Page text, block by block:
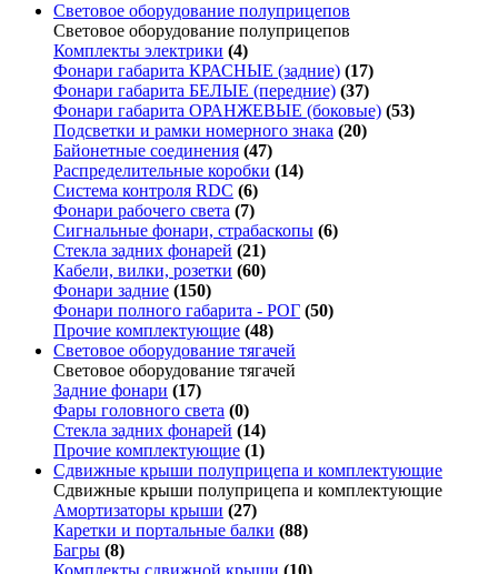
Световое оборудование полуприцепов
Световое оборудование полуприцепов
Комплекты электрики (4)
Фонари габарита КРАСНЫЕ (задние) (17)
Фонари габарита БЕЛЫЕ (передние) (37)
Фонари габарита ОРАНЖЕВЫЕ (боковые) (53)
Подсветки и рамки номерного знака (20)
Байонетные соединения (47)
Распределительные коробки (14)
Система контроля RDC (6)
Фонари рабочего света (7)
Сигнальные фонари, страбаскопы (6)
Стекла задних фонарей (21)
Кабели, вилки, розетки (60)
Фонари задние (150)
Фонари полного габарита - РОГ (50)
Прочие комплектующие (48)
Световое оборудование тягачей
Световое оборудование тягачей
Задние фонари (17)
Фары головного света (0)
Стекла задних фонарей (14)
Прочие комплектующие (1)
Сдвижные крыши полуприцепа и комплектующие
Сдвижные крыши полуприцепа и комплектующие
Амортизаторы крыши (27)
Каретки и портальные балки (88)
Багры (8)
Комплекты сдвижной крыши (10)